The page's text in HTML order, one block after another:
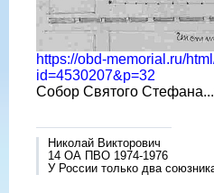
https://obd-memorial.ru/
id=4530207&p=32
Собор Святого
Николай Викторович
14 ОА ПВО 1974-1976
У России только два